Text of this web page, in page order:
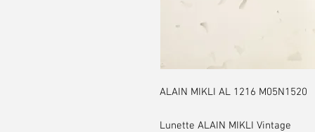
ALAIN MIKLI AL 1216 M05N1520
Lunette ALAIN MIKLI Vintage